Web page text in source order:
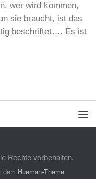
wer wird kommen,
sie braucht, ist das
beschriftet…. Es ist
Rechte vorbehalten.
dem Hueman-Theme